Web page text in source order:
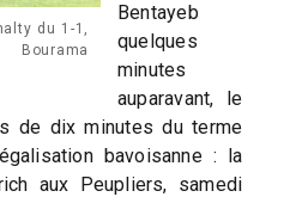
du 1-1,
Bourama
Bentayeb
quelques
minutes
auparavant, le
de dix minutes du terme
bavoisanne : la
aux Peupliers, samedi